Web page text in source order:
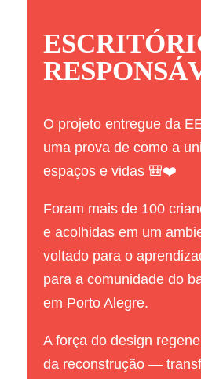
O projeto entregue da
uma prova de como a
espaços e vidas 🎒❤️
Foram mais de 100
e acolhidas em um
voltado para o
para a comunidade do
em Porto Alegre.
A força do design
da reconstrução —